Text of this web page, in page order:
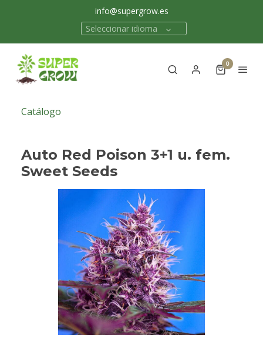
info@supergrow.es
Seleccionar idioma
0
Catálogo
Auto Red Poison 3+1 u. fem.
Sweet Seeds